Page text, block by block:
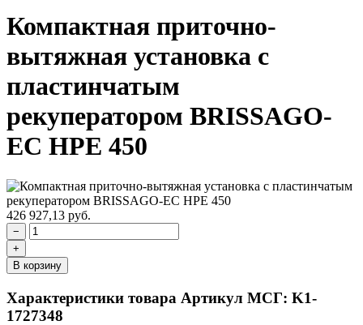
Компактная приточно-
вытяжная установка с
пластинчатым
рекуператором BRISSAGO-
EC HPE 450
426 927,13 руб.
−
+
В корзину
Характеристики товара Артикул МСГ: K1-
1727348